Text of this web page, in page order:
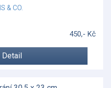
& CO.
450,- Kč
Detail